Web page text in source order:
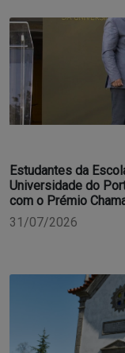
Estudantes da
Universidade do
com o Prémio
31/07/2026